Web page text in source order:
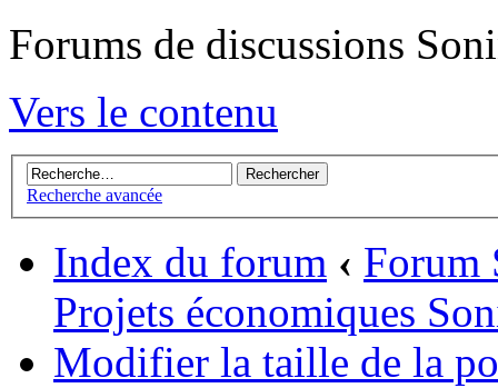
Forums de discussions
Vers le contenu
Recherche avancée
Index du forum ‹ Forum
Projets économiques
Modifier la taille de la